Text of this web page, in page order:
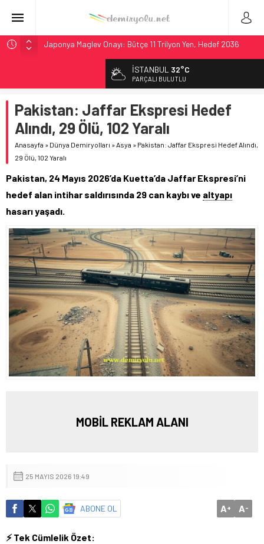
Japonya Maglev Onayı: Bütçe 11 Trilyon Yen, Hedef 2036
Toronto Metrosu’nda Kapasite %40 Artıyor: Hitachi Rail
Metrolinx’in 604 Milyon CAD’lik Toronto Uzatmasında Kazı
Başladı
Hitachi Rail’den Toronto’ya: %40 Kapasite Artışı Getiren
CBTC Anlaşması
Siemens ve Stadler’dan Berlin S-Bahn’a 350 Trenlik Dev
Sözleşme
İSTANBUL 32°C
PARÇALI BULUTLU
Pakistan: Jaffar Ekspresi Hedef
Alındı, 29 Ölü, 102 Yaralı
Anasayfa » Dünya Demiryolları »Asya » Pakistan: Jaffar Ekspresi Hedef Alındı,
29 Ölü, 102 Yaralı
Pakistan, 24 Mayıs 2026’da Kuetta’da Jaffar Ekspresi’ni
hedef alan intihar saldırısında 29 can kaybı ve altyapı
hasarı yaşadı.
MOBİL REKLAM ALANI
25 MAYIS 2026 19:49
ABONE OL A+ A-
⚡ Tek Cümlelik Özet: